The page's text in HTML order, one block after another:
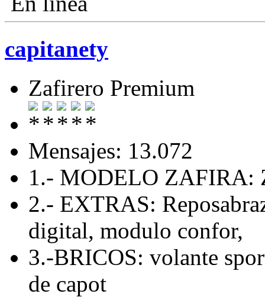
capitanety
Zafirero Premium
Mensajes: 13.072
1.- MODELO ZAFIRA:
2.- EXTRAS:
digital, modulo confor,
3.-BRICOS: volante
de capot